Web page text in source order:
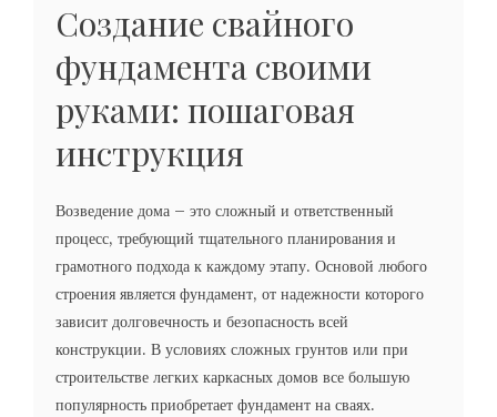
Создание свайного
фундамента своими
руками: пошаговая
инструкция
Возведение дома – это сложный и ответственный
процесс, требующий тщательного планирования и
грамотного подхода к каждому этапу. Основой любого
строения является фундамент, от надежности которого
зависит долговечность и безопасность всей
конструкции. В условиях сложных грунтов или при
строительстве легких каркасных домов все большую
популярность приобретает фундамент на сваях.